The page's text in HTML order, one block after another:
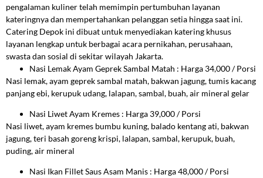
pengalaman kuliner telah memimpin pertumbuhan layanan
kateringnya dan mempertahankan pelanggan setia hingga saat ini.
Catering Depok ini dibuat untuk menyediakan katering khusus
layanan lengkap untuk berbagai acara pernikahan, perusahaan,
swasta dan sosial di sekitar wilayah Jakarta.
Nasi Lemak Ayam Geprek Sambal Matah : Harga 34,000 / Porsi
Nasi lemak, ayam geprek sambal matah, bakwan jagung, tumis kacang
panjang ebi, kerupuk udang, lalapan, sambal, buah, air mineral gelar
Nasi Liwet Ayam Kremes : Harga 39,000 / Porsi
Nasi liwet, ayam kremes bumbu kuning, balado kentang ati, bakwan
jagung, teri basah goreng krispi, lalapan, sambal, kerupuk, buah,
puding, air mineral
Nasi Ikan Fillet Saus Asam Manis : Harga 48,000 / Porsi